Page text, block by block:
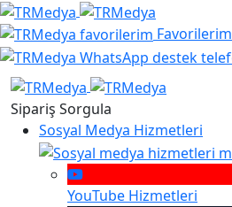
Favorilerim
Sipariş Sorgula
Sosyal Medya Hizmetleri
YouTube Hizmetleri